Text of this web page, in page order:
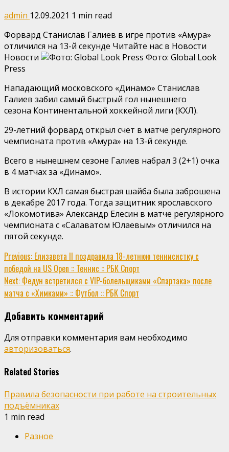
admin 12.09.2021 1 min read
Форвард Станислав Галиев в игре против «Амура»
отличился на 13-й секунде Читайте нас в Новости
Новости
Фото: Global Look
Press
Нападающий московского «Динамо» Станислав
Галиев забил самый быстрый гол нынешнего
сезона Континентальной хоккейной лиги (КХЛ).
29-летний форвард открыл счет в матче регулярного
чемпионата против «Амура» на 13-й секунде.
Всего в нынешнем сезоне Галиев набрал 3 (2+1) очка
в 4 матчах за «Динамо».
В истории КХЛ самая быстрая шайба была заброшена
в декабре 2017 года. Тогда защитник ярославского
«Локомотива» Александр Елесин в матче регулярного
чемпионата с «Салаватом Юлаевым» отличился на
пятой секунде.
Continue
Reading
Previous: Елизавета II поздравила 18-летнюю теннисистку с
победой на US Open :: Теннис :: РБК Спорт
Next: Федун встретился с VIP-болельщиками «Спартака» после
матча с «Химками» :: Футбол :: РБК Спорт
Добавить комментарий
Для отправки комментария вам необходимо
авторизоваться.
Related Stories
Правила безопасности при работе на строительных
подъёмниках
1 min read
Разное